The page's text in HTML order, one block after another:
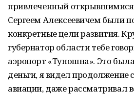
привлеченный открывшимися
Сергеем Алексеевичем были
конкретные цели развития.
губернатор области тебе
аэропорт «Туношна». Это
деньги, я видел продолжение
авиации, даже рассматривал